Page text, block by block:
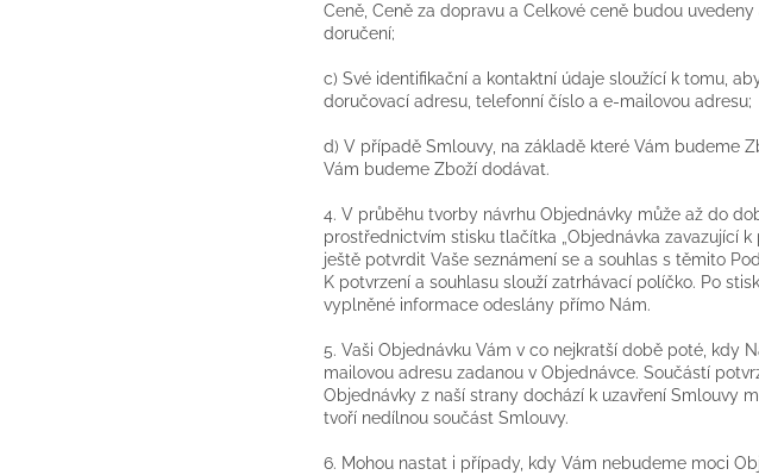
Ceně, Ceně za dopravu a Celkové ceně budou
doručení;
c) Své identifikační a kontaktní údaje sloužící k tomu,
doručovací adresu, telefonní číslo a e-mailovou adresu;
d) V případě Smlouvy, na základě které Vám budeme
Vám budeme Zboží dodávat.
4. V průběhu tvorby návrhu Objednávky může až do
prostřednictvím stisku tlačítka „Objednávka zavazující
ještě potvrdit Vaše seznámení se a souhlas s těmito
K potvrzení a souhlasu slouží zatrhávací políčko. Po
vyplněné informace odeslány přímo Nám.
5. Vaši Objednávku Vám v co nejkratší době poté, kdy
mailovou adresu zadanou v Objednávce. Součástí
Objednávky z naší strany dochází k uzavření Smlouvy
tvoří nedílnou součást Smlouvy.
6. Mohou nastat i případy, kdy Vám nebudeme moci